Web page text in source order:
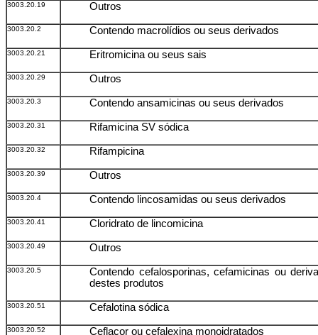
3003.20.19 Outros
3003.20.2 Contendo macrolídios ou seus derivados
3003.20.21 Eritromicina ou seus sais
3003.20.29 Outros
3003.20.3 Contendo ansamicinas ou seus derivados
3003.20.31 Rifamicina SV sódica
3003.20.32 Rifampicina
3003.20.39 Outros
3003.20.4 Contendo lincosamidas ou seus derivados
3003.20.41 Cloridrato de lincomicina
3003.20.49 Outros
3003.20.5
Contendo cefalosporinas, cefamicinas ou
destes produtos
3003.20.51 Cefalotina sódica
3003.20.52 Ceflacor ou cefalexina monoidratados